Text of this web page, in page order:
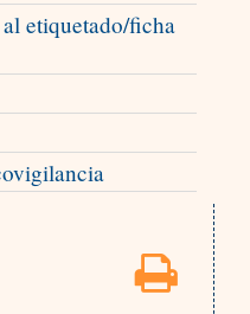
etiquetado/ficha